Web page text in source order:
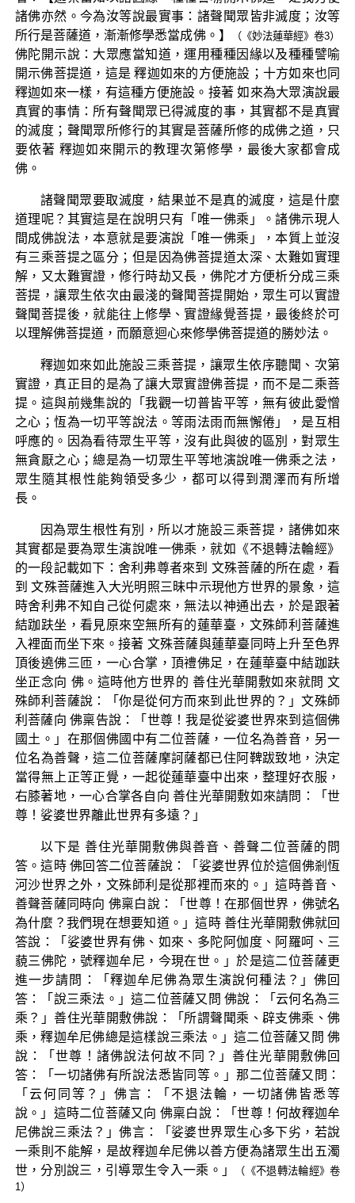
諸佛亦然。今為汝等說最實事：諸聲聞眾皆非滅度；汝等
所行是菩薩道，漸漸修學悉當成佛。】
（《妙法蓮華經》卷3）
佛陀開示說：大眾應當知道，運用種種因緣以及種種譬喻
開示佛菩提道，這是 釋迦如來的方便施設；十方如來也同
釋迦如來一樣，有這種方便施設。接著 如來為大眾演說最
真實的事情：所有聲聞眾已得滅度的事，其實都不是真實
的滅度；聲聞眾所修行的其實是菩薩所修的成佛之道，只
要依著 釋迦如來開示的教理次第修學，最後大家都會成
佛。
諸聲聞眾要取滅度，結果並不是真的滅度，這是什麼
道理呢？其實這是在說明只有「唯一佛乘」。諸佛示現人
間成佛說法，本意就是要演說「唯一佛乘」，本質上並沒
有三乘菩提之區分；但是因為佛菩提道太深、太難如實理
解，又太難實證，修行時劫又長，佛陀才方便析分成三乘
菩提，讓眾生依次由最淺的聲聞菩提開始，眾生可以實證
聲聞菩提後，就能往上修學、實證緣覺菩提，最後終於可
以理解佛菩提道，而願意迴心來修學佛菩提道的勝妙法。
釋迦如來如此施設三乘菩提，讓眾生依序聽聞、次第
實證，真正目的是為了讓大眾實證佛菩提，而不是二乘菩
提。這與前幾集說的「我觀一切普皆平等，無有彼此愛憎
之心；恆為一切平等說法。等雨法雨而無懈倦」，是互相
呼應的。因為看待眾生平等，沒有此與彼的區別，對眾生
無貪厭之心；總是為一切眾生平等地演說唯一佛乘之法，
眾生隨其根性能夠領受多少，都可以得到潤澤而有所增
長。
因為眾生根性有別，所以才施設三乘菩提，諸佛如來
其實都是要為眾生演說唯一佛乘，就如《不退轉法輪經》
的一段記載如下：舍利弗尊者來到 文殊菩薩的所在處，看
到 文殊菩薩進入大光明照三昧中示現他方世界的景象，這
時舍利弗不知自己從何處來，無法以神通出去，於是跟著
結跏趺坐，看見原來空無所有的蓮華臺，文殊師利菩薩進
入裡面而坐下來。接著 文殊菩薩與蓮華臺同時上升至色界
頂後遶佛三匝，一心合掌，頂禮佛足，在蓮華臺中結跏趺
坐正念向 佛。這時他方世界的 善住光華開敷如來就問 文
殊師利菩薩說：「你是從何方而來到此世界的？」文殊師
利菩薩向 佛稟告說：「世尊！我是從娑婆世界來到這個佛
國土。」在那個佛國中有二位菩薩，一位名為善音，另一
位名為善聲，這二位菩薩摩訶薩都已住阿鞞跋致地，決定
當得無上正等正覺，一起從蓮華臺中出來，整理好衣服，
右膝著地，一心合掌各自向 善住光華開敷如來請問：「世
尊！娑婆世界離此世界有多遠？」
以下是 善住光華開敷佛與善音、善聲二位菩薩的問
答。這時 佛回答二位菩薩說：「娑婆世界位於這個佛剎恆
河沙世界之外，文殊師利是從那裡而來的。」這時善音、
善聲菩薩同時向 佛稟白說：「世尊！在那個世界，佛號名
為什麼？我們現在想要知道。」這時 善住光華開敷佛就回
答說：「娑婆世界有佛、如來、多陀阿伽度、阿羅呵、三
藐三佛陀，號釋迦牟尼，今現在世。」於是這二位菩薩更
進一步請問：「釋迦牟尼佛為眾生演說何種法？」佛回
答：「說三乘法。」這二位菩薩又問 佛說：「云何名為三
乘？」善住光華開敷佛說：「所謂聲聞乘、辟支佛乘、佛
乘，釋迦牟尼佛總是這樣說三乘法。」這二位菩薩又問 佛
說：「世尊！諸佛說法何故不同？」善住光華開敷佛回
答：「一切諸佛有所說法悉皆同等。」那二位菩薩又問：
「云何同等？」佛言：「不退法輪，一切諸佛皆悉等
說。」這時二位菩薩又向 佛稟白說：「世尊！何故釋迦牟
尼佛說三乘法？」佛言：「娑婆世界眾生心多下劣，若說
一乘則不能解，是故釋迦牟尼佛以善方便為諸眾生出五濁
世，分別說三，引導眾生令入一乘。」
（《不退轉法輪經》卷
1）